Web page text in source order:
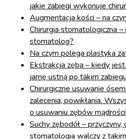
jakie zabiegi wykonuje
Augmentacja kości – na
Chirurgia stomatologiczna –
stomatolog?
Na czym polega plastyka
Ekstrakcja zęba – kiedy
jamę ustną po takim
Chirurgiczne usuwanie
zalecenia, powikłania.
o usuwaniu zębów mądrości!
Suchy zębodół – przyczyny,
stomatologia walczy z